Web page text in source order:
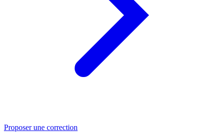
Proposer une correction